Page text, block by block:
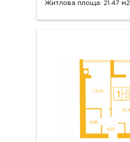
Житлова площа: 21.47 м2